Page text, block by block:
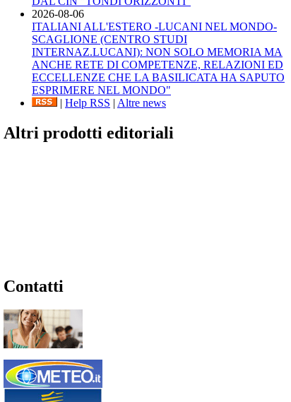
2026-08-06
ITALIANI ALL'ESTERO -LUCANI NEL MONDO-
SCAGLIONE (CENTRO STUDI
INTERNAZ.LUCANI): NON SOLO MEMORIA MA
ANCHE RETE DI COMPETENZE, RELAZIONI ED
ECCELLENZE CHE LA BASILICATA HA SAPUTO
ESPRIMERE NEL MONDO"
| Help RSS | Altre news
Altri prodotti editoriali
Contatti